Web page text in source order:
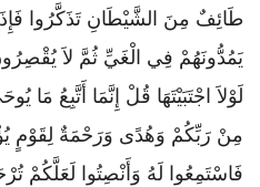
طَائِفٌ مِنَ الشَّيْطَانِ تَذَكَّرُوا
يَمُدُّونَهُمْ فِي الْغَيِّ ثُمَّ لاَ يُقْصِرُونَ
لَوْلاَ اجْتَبَيْتَهَا قُلْ إِنَّمَا أَتَّبِعُ
مِنْ رَبِّكُمْ وَهُدًى وَرَحْمَةٌ لِقَوْمٍ
فَاسْتَمِعُوا لَهُ وَأَنْصِتُوا لَعَلَّكُمْ